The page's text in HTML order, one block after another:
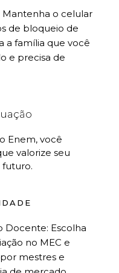
Mantenha o celular
de bloqueio de
a família que você
e precisa de
Enem, você
valorize seu
futuro.
Docente: Escolha
no MEC e
mestres e